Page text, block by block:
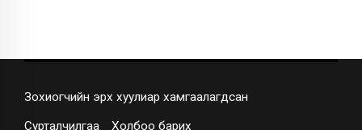
Зохиогчийн эрх хуулиар хамгаалагдсан
Сурталчилгаа Холбоо барих